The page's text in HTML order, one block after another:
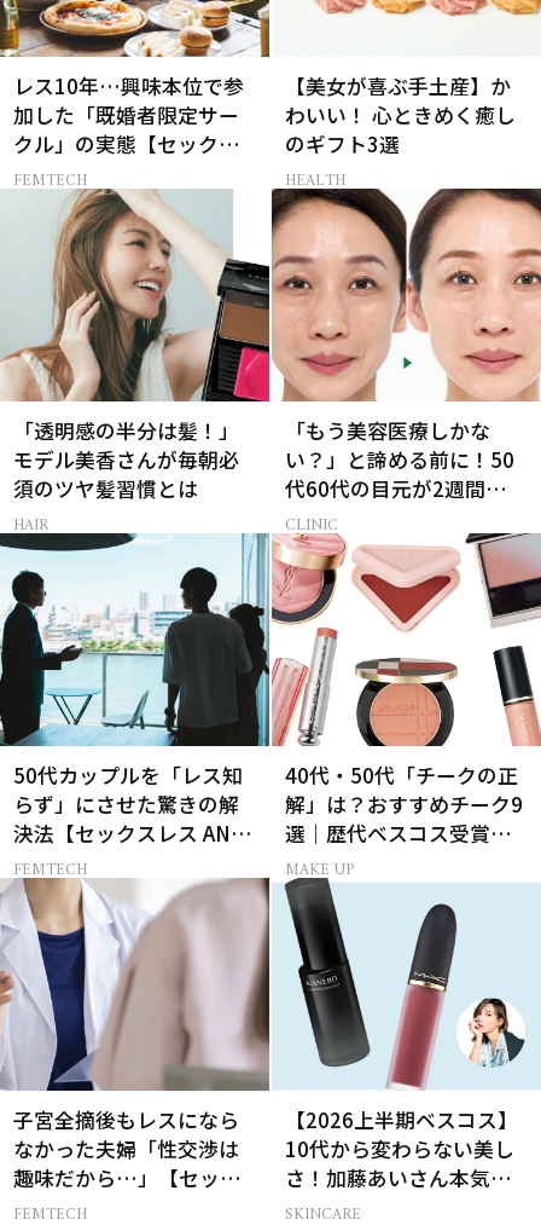
レス10年…興味本位で参
加した「既婚者限定サー
クル」の実態【セックス
レス AND THE CITY -女た
ちの告白-】
FEMTECH
【美女が喜ぶ手土産】か
わいい！ 心ときめく癒し
のギフト3選
HEALTH
「透明感の半分は髪！」
モデル美香さんが毎朝必
須のツヤ髪習慣とは
HAIR
「もう美容医療しかな
い？」と諦める前に！50
代60代の目元が2週間で変
化した神レチノール
CLINIC
50代カップルを「レス知
らず」にさせた驚きの解
決法【セックスレス AND
THE CITY -女たちの告
白-】
FEMTECH
40代・50代「チークの正
解」は？おすすめチーク9
選｜歴代ベスコス受賞ま
とめ＆正しい使い方
MAKE UP
子宮全摘後もレスになら
なかった夫婦「性交渉は
趣味だから…」【セック
スレス AND THE CITY -女
FEMTECH
【2026上半期ベスコス】
10代から変わらない美し
さ！加藤あいさん本気の
愛用名品２選
SKINCARE